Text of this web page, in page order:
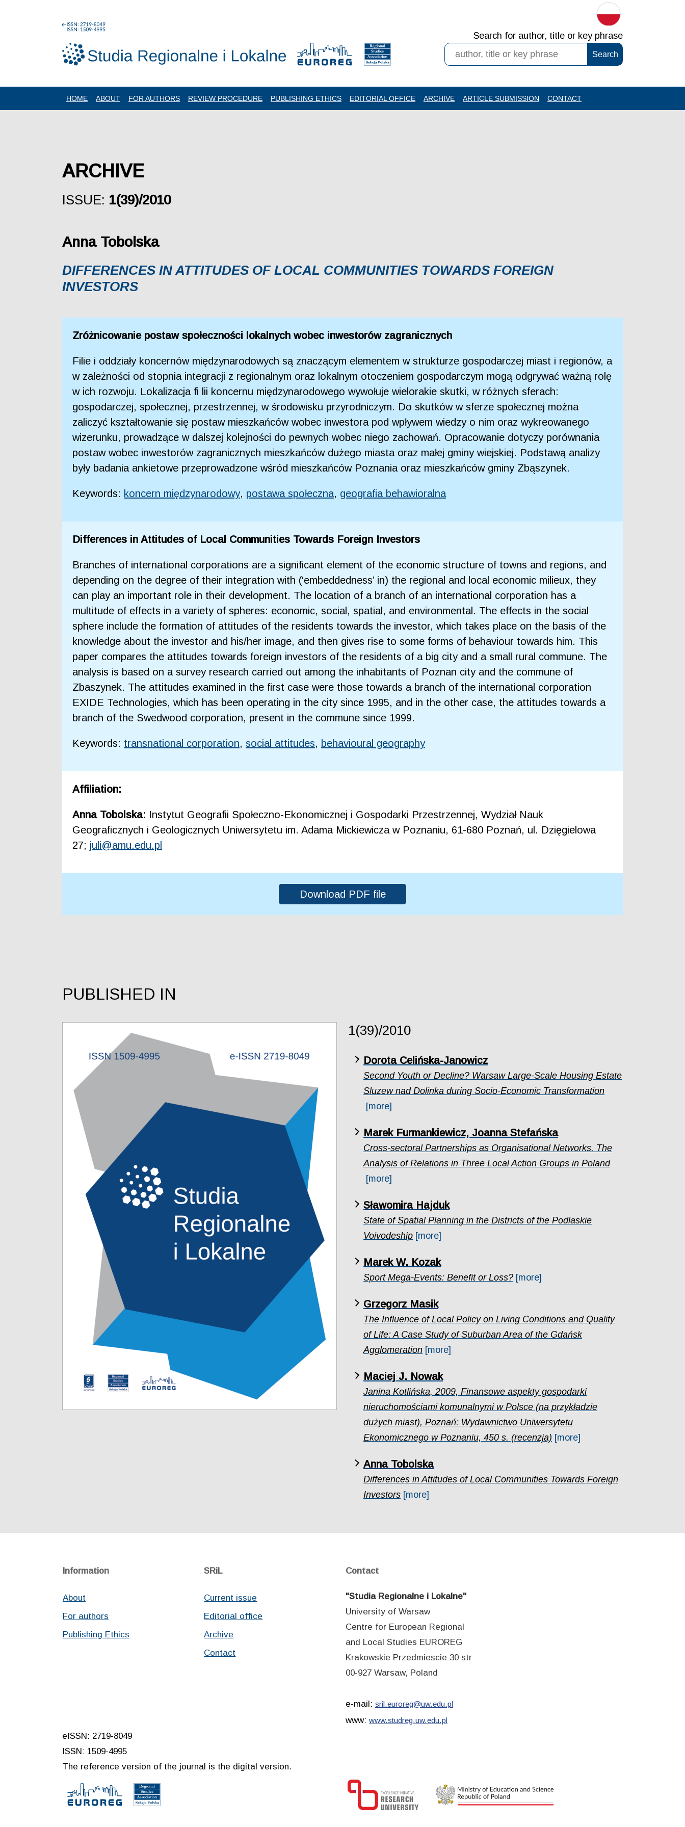
Search for author, title or key phrase
HOME ABOUT FOR AUTHORS REVIEW PROCEDURE PUBLISHING ETHICS EDITORIAL OFFICE ARCHIVE ARTICLE SUBMISSION CONTACT
ARCHIVE
ISSUE: 1(39)/2010
Anna Tobolska
DIFFERENCES IN ATTITUDES OF LOCAL COMMUNITIES TOWARDS FOREIGN
INVESTORS
Zróżnicowanie postaw społeczności lokalnych wobec inwestorów zagranicznych
Filie i oddziały koncernów międzynarodowych są znaczącym elementem w strukturze gospodarczej miast i regionów, a
w zależności od stopnia integracji z regionalnym oraz lokalnym otoczeniem gospodarczym mogą odgrywać ważną rolę
w ich rozwoju. Lokalizacja fi lii koncernu międzynarodowego wywołuje wielorakie skutki, w różnych sferach:
gospodarczej, społecznej, przestrzennej, w środowisku przyrodniczym. Do skutków w sferze społecznej można
zaliczyć kształtowanie się postaw mieszkańców wobec inwestora pod wpływem wiedzy o nim oraz wykreowanego
wizerunku, prowadzące w dalszej kolejności do pewnych wobec niego zachowań. Opracowanie dotyczy porównania
postaw wobec inwestorów zagranicznych mieszkańców dużego miasta oraz małej gminy wiejskiej. Podstawą analizy
były badania ankietowe przeprowadzone wśród mieszkańców Poznania oraz mieszkańców gminy Zbąszynek.
Keywords: koncern międzynarodowy, postawa społeczna, geografia behawioralna
Differences in Attitudes of Local Communities Towards Foreign Investors
Branches of international corporations are a significant element of the economic structure of towns and regions, and
depending on the degree of their integration with (‘embeddedness’ in) the regional and local economic milieux, they
can play an important role in their development. The location of a branch of an international corporation has a
multitude of effects in a variety of spheres: economic, social, spatial, and environmental. The effects in the social
sphere include the formation of attitudes of the residents towards the investor, which takes place on the basis of the
knowledge about the investor and his/her image, and then gives rise to some forms of behaviour towards him. This
paper compares the attitudes towards foreign investors of the residents of a big city and a small rural commune. The
analysis is based on a survey research carried out among the inhabitants of Poznan city and the commune of
Zbaszynek. The attitudes examined in the first case were those towards a branch of the international corporation
EXIDE Technologies, which has been operating in the city since 1995, and in the other case, the attitudes towards a
branch of the Swedwood corporation, present in the commune since 1999.
Keywords: transnational corporation, social attitudes, behavioural geography
Affiliation:
Anna Tobolska: Instytut Geografii Społeczno-Ekonomicznej i Gospodarki Przestrzennej, Wydział Nauk
Geograficznych i Geologicznych Uniwersytetu im. Adama Mickiewicza w Poznaniu, 61-680 Poznań, ul. Dzięgielowa
27; juli@amu.edu.pl
Download PDF file
PUBLISHED IN
1(39)/2010
Dorota Celińska-Janowicz
Second Youth or Decline? Warsaw Large-Scale Housing Estate
Sluzew nad Dolinka during Socio-Economic Transformation
[more]
Marek Furmankiewicz, Joanna Stefańska
Cross-sectoral Partnerships as Organisational Networks. The
Analysis of Relations in Three Local Action Groups in Poland
[more]
Sławomira Hajduk
State of Spatial Planning in the Districts of the Podlaskie
Voivodeship [more]
Marek W. Kozak
Sport Mega-Events: Benefit or Loss? [more]
Grzegorz Masik
The Influence of Local Policy on Living Conditions and Quality
of Life: A Case Study of Suburban Area of the Gdańsk
Agglomeration [more]
Maciej J. Nowak
Janina Kotlińska, 2009, Finansowe aspekty gospodarki
nieruchomościami komunalnymi w Polsce (na przykładzie
dużych miast), Poznań: Wydawnictwo Uniwersytetu
Ekonomicznego w Poznaniu, 450 s. (recenzja) [more]
Anna Tobolska
Differences in Attitudes of Local Communities Towards Foreign
Investors [more]
Information
About
For authors
Publishing Ethics
SRiL
Current issue
Editorial office
Archive
Contact
Contact
"Studia Regionalne i Lokalne"
University of Warsaw
Centre for European Regional
and Local Studies EUROREG
Krakowskie Przedmiescie 30 str
00-927 Warsaw, Poland
e-mail: sril.euroreg@uw.edu.pl
www: www.studreg.uw.edu.pl
eISSN: 2719-8049
ISSN: 1509-4995
The reference version of the journal is the digital version.